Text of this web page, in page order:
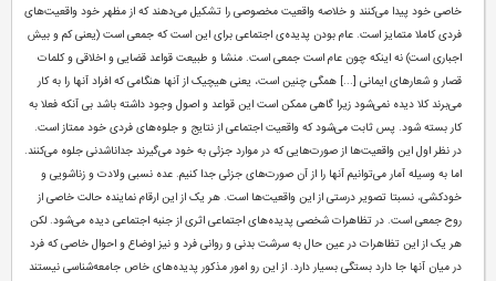
خاصی خود پیدا می‌کنند و خلاصه واقعیت مخصوصی را تشکیل می‌دهند که از مظهر خود واقعیت‌های
فردی کاملا متمایز است. عام بودن پدیده‌ی اجتماعی برای این است که جمعی است (یعنی کم و بیش
اجباری است) نه اینکه چون عام است جمعی است. منشا و طبیعت قواعد قضایی و اخلاقی و کلمات
قصار و شعارهای ایمانی‌ [...] همگی چنین است، یعنی هیچیک از آنها هنگامی که افراد آنها را به کار
می‌برند کلا دیده نمی‌شود زیرا گاهی ممکن است این قواعد و اصول وجود داشته باشد بی آنکه فعلا به
کار بسته شود. پس ثابت می‌شود که واقعیت اجتماعی از نتایج و جلوه‌های فردی خود ممتاز است.
در نظر اول این واقعیت‌ها از صورت‌هایی که در موارد جزئی به خود می‌گیرند جداناشدنی جلوه می‌کنند.
اما به وسیله آمار می‌توانیم آنها را از آن صورت‌های جزئی جدا کنیم. عده نسبی ولادت و زناشویی و
خودکشی، نسبتا تصویر درستی از این واقعیت‌ها است. هر یک از این ارقام نماینده حالت خاصی از
روح جمعی است. در تظاهرات شخصی پدیده‌های اجتماعی اثری از جنبه اجتماعی دیده می‌شود. لکن
هر یک از این تظاهرات در عین حال به سرشت بدنی و روانی فرد و نیز اوضاع و احوال خاصی که فرد
در میان آنها جا دارد بستگی بسیار دارد. از این رو امور مذکور پدیده‌های خاص جامعه‌شناسی نیستند